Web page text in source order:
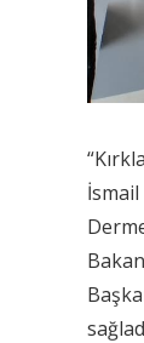
İsmail